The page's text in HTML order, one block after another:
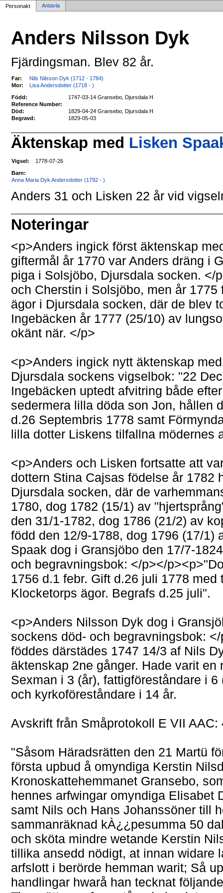
Personakt Antavla
Anders Nilsson Dyk
Fjärdingsman. Blev 82 år.
Far:
Nils Nilsson Dyk (1712 - 1784)
Mor:
Lisa Andersdotter (1718 - )
Född:
1747-03-14 Gransebo, Djursdala H
Reference Number:
Död:
1829-04-24 Gransebo, Djursdala H
Begravd:
1829-05-03
Äktenskap med Lisken
Vigsel: 1778-07-26
Barn:
Anna Maria Dyk Andersdotter (1792 - )
Anders 31 och Lisken 22 år vid
Noteringar
<p>Anders ingick först äktenskap
giftermål år 1770 var Anders dräng i
piga i Solsjöbo, Djursdala socken. </
och Cherstin i Solsjöbo, men år
ägor i Djursdala socken, där de blev
Ingebäcken år 1777 (25/10) av
okänt när. </p>
<p>Anders ingick nytt äktenskap
Djursdala sockens vigselbok: "22
Ingebäcken uptedt afvitring både
sedermera lilla döda son Jon, hållen
d.26 Septembris 1778 samt
lilla dotter Liskens tilfallna mödernes
<p>Anders och Lisken fortsatte att
dottern Stina Cajsas födelse år 1782
Djursdala socken, där de
1780, dog 1782 (15/1) av
den 31/1-1782, dog 1786 (21/2) av
född den 12/9-1788, dog 1796 (17/
Spaak dog i Gransjöbo den 17/7-
och begravningsbok: </p></
1756 d.1 febr. Gift d.26 juli 1778
Klocketorps ägor. Begrafs d.25 juli".
<p>Anders Nilsson Dyk dog i
sockens död- och begravningsbok:
föddes därstädes 1747 14/3 af Nils
äktenskap 2ne gånger. Hade varit
Sexman i 3 (år), fattigföreståndare i
och kyrkoföreståndare i 14 år.
Avskrift från Småprotokoll E VII AAC:
"Såsom Häradsrätten den 21 Martü
första upbud å omyndiga Kerstin
Kronoskattehemmanet Gransebo,
hennes arfwingar omyndiga Elisabet
samt Nils och Hans Johanssöner till
sammanräknad kÀ¿¿pesumma 50
och sköta mindre wetande Kerstin
tillika ansedd nödigt, at innan widare
arfslott i berörde hemman warit; Så
handlingar hwarå han tecknat